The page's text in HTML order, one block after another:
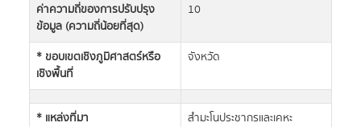
ค่าความถี่ของการปรับปรุง
ข้อมูล (ความถี่น้อยที่สุด)
10
* ขอบเขตเชิงภูมิศาสตร์หรือ
เชิงพื้นที่
จังหวัด
* แหล่งที่มา
สำมะโนประชากรและเคหะ